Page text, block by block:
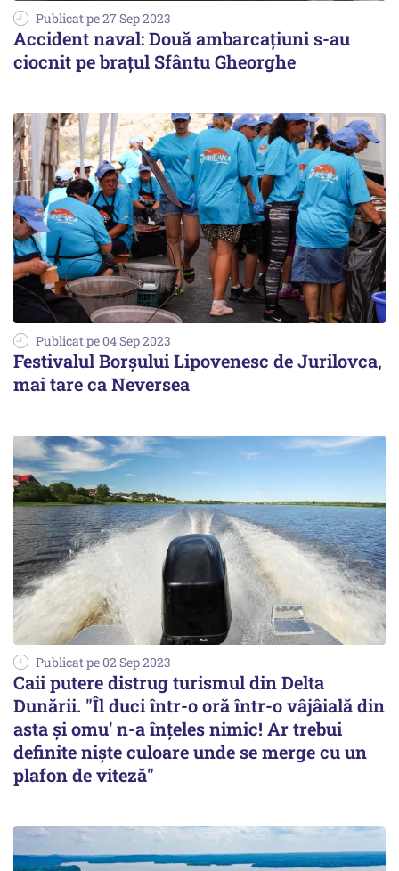
Publicat pe 27 Sep 2023
Accident naval: Două ambarcațiuni s-au
ciocnit pe braţul Sfântu Gheorghe
Publicat pe 04 Sep 2023
Festivalul Borșului Lipovenesc de Jurilovca,
mai tare ca Neversea
Publicat pe 02 Sep 2023
Caii putere distrug turismul din Delta
Dunării. "Îl duci într-o oră într-o vâjâială din
asta şi omu' n-a înţeles nimic! Ar trebui
definite nişte culoare unde se merge cu un
plafon de viteză"